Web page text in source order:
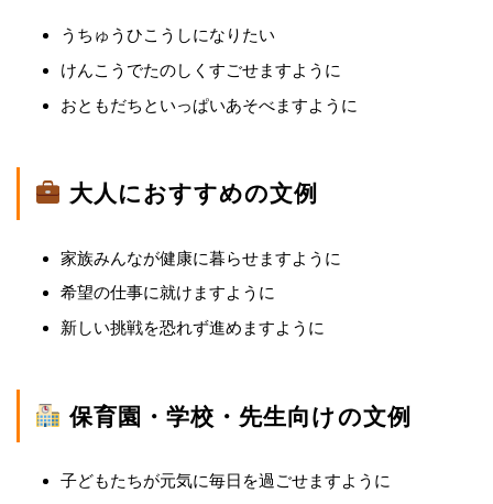
うちゅうひこうしになりたい
けんこうでたのしくすごせますように
おともだちといっぱいあそべますように
大人におすすめの文例
家族みんなが健康に暮らせますように
希望の仕事に就けますように
新しい挑戦を恐れず進めますように
保育園・学校・先生向けの文例
子どもたちが元気に毎日を過ごせますように